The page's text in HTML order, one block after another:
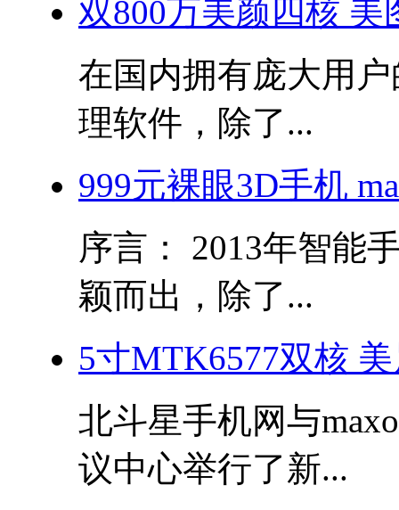
双800万美颜四核 美
在国内拥有庞大用
理软件，除了...
999元裸眼3D手机
序言： 2013年智能
颖而出，除了...
5寸MTK6577双核
北斗星手机网与
议中心举行了新...